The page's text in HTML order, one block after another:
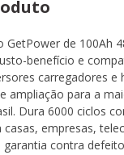
Capacidade Útil Real
4 kWh
80% DoD (Depth
Ciclos por Ano
365
dia (uso diário
Tarifa de Energia
GetPower de 100Ah
benefício e
carregadores e
ampliação para a
Dura 6000 ciclos
casas, empresas,
garantia contra